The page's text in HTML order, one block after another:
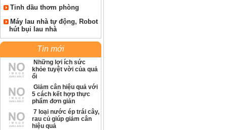
Tinh dầu thơm phòng
Máy lau nhà tự động, Robot
hút bụi lau nhà
Tin mới
Những lợi ích sức
khỏe tuyệt vời của quả
ổi
Giảm cân hiệu quả với
5 cách kết hợp thực
phẩm đơn giản
7 loại nước ép trái cây,
rau củ giúp giảm cân
hiệu quả